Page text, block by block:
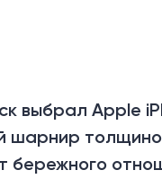
выбрал Apple
шарнир